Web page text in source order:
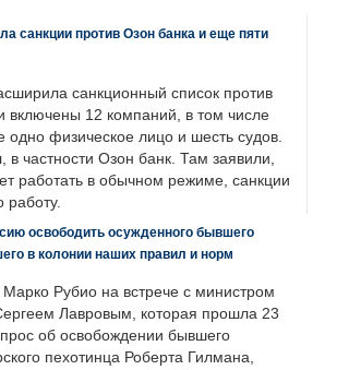
санкции против Озон банка и еще пяти
санкционный список против
включены 12 компаний, в том числе
одно физическое лицо и шесть судов.
в частности Озон банк. Там заявили,
работать в обычном режиме, санкции
работу.
освободить осужденного бывшего
в колонии наших правил и норм
Рубио на встрече с министром
Лавровым, которая прошла 23
об освобождении бывшего
пехотинца Роберта Гилмана,